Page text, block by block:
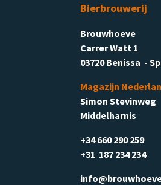
Bierbrouwerij
Brouwhoeve
Carrer Watt 1
03720 Benissa -
Magazijn
Simon Stevinweg
Middelharnis
+34 660 290 259
+31 187 234 234